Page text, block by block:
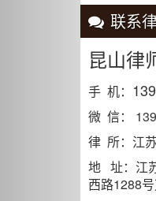
联系
昆山律
手 机：
微 信：
律 所：江
地 址：江
西路1288